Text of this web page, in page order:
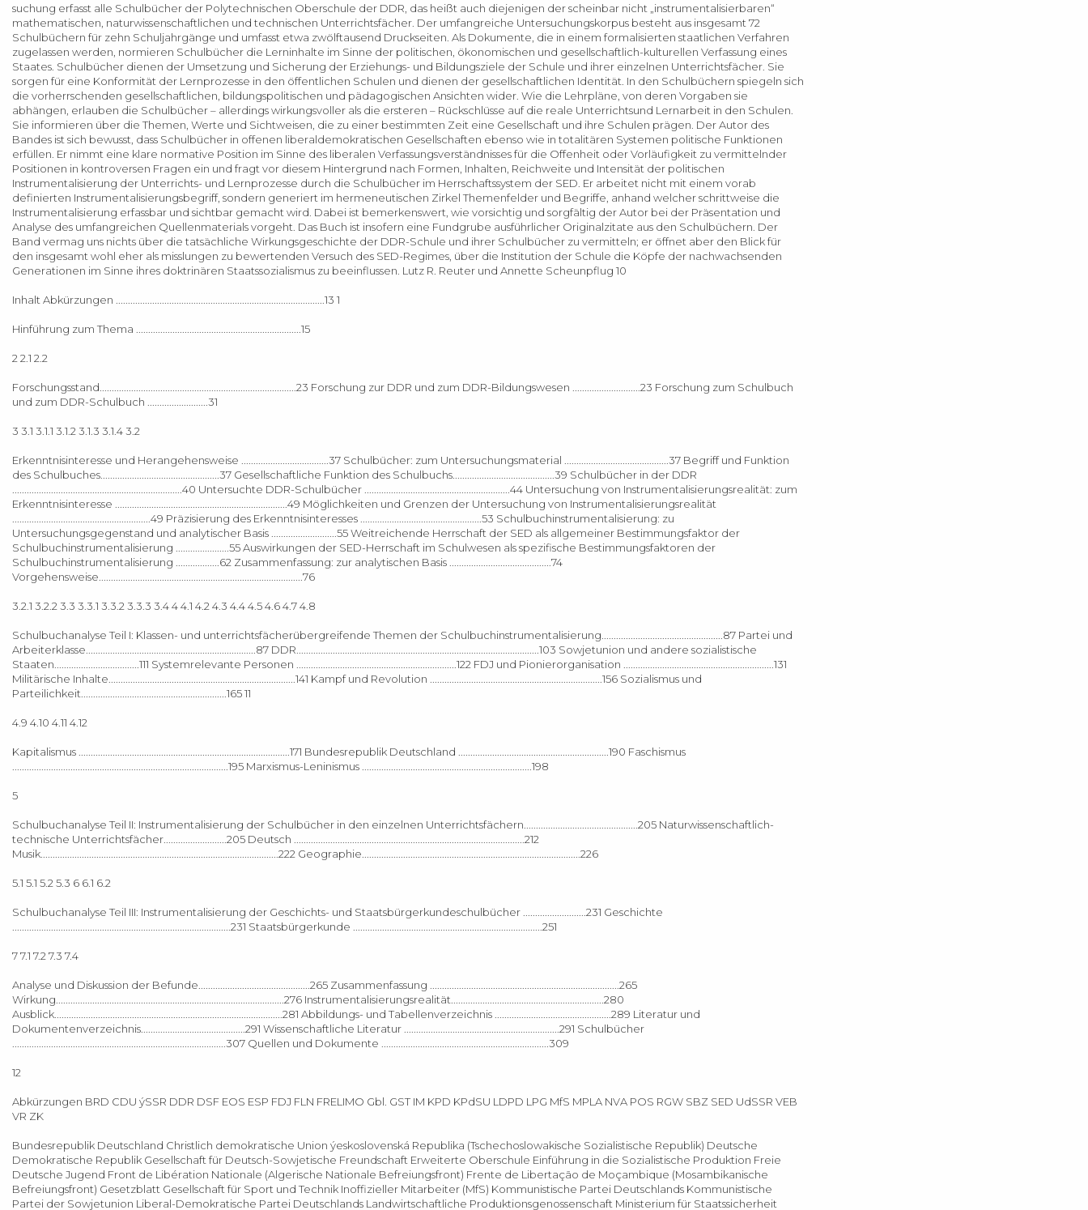
suchung erfasst alle Schulbücher der Polytechnischen Oberschule der DDR, das heißt auch diejenigen der scheinbar nicht „instrumentalisierbaren“
mathematischen, naturwissenschaftlichen und technischen Unterrichtsfächer. Der umfangreiche Untersuchungskorpus besteht aus insgesamt 72
Schulbüchern für zehn Schuljahrgänge und umfasst etwa zwölftausend Druckseiten. Als Dokumente, die in einem formalisierten staatlichen Verfahren
zugelassen werden, normieren Schulbücher die Lerninhalte im Sinne der politischen, ökonomischen und gesellschaftlich-kulturellen Verfassung eines
Staates. Schulbücher dienen der Umsetzung und Sicherung der Erziehungs- und Bildungsziele der Schule und ihrer einzelnen Unterrichtsfächer. Sie
sorgen für eine Konformität der Lernprozesse in den öffentlichen Schulen und dienen der gesellschaftlichen Identität. In den Schulbüchern spiegeln sich
die vorherrschenden gesellschaftlichen, bildungspolitischen und pädagogischen Ansichten wider. Wie die Lehrpläne, von deren Vorgaben sie
abhängen, erlauben die Schulbücher – allerdings wirkungsvoller als die ersteren – Rückschlüsse auf die reale Unterrichtsund Lernarbeit in den Schulen.
Sie informieren über die Themen, Werte und Sichtweisen, die zu einer bestimmten Zeit eine Gesellschaft und ihre Schulen prägen. Der Autor des
Bandes ist sich bewusst, dass Schulbücher in offenen liberaldemokratischen Gesellschaften ebenso wie in totalitären Systemen politische Funktionen
erfüllen. Er nimmt eine klare normative Position im Sinne des liberalen Verfassungsverständnisses für die Offenheit oder Vorläufigkeit zu vermittelnder
Positionen in kontroversen Fragen ein und fragt vor diesem Hintergrund nach Formen, Inhalten, Reichweite und Intensität der politischen
Instrumentalisierung der Unterrichts- und Lernprozesse durch die Schulbücher im Herrschaftssystem der SED. Er arbeitet nicht mit einem vorab
definierten Instrumentalisierungsbegriff, sondern generiert im hermeneutischen Zirkel Themenfelder und Begriffe, anhand welcher schrittweise die
Instrumentalisierung erfassbar und sichtbar gemacht wird. Dabei ist bemerkenswert, wie vorsichtig und sorgfältig der Autor bei der Präsentation und
Analyse des umfangreichen Quellenmaterials vorgeht. Das Buch ist insofern eine Fundgrube ausführlicher Originalzitate aus den Schulbüchern. Der
Band vermag uns nichts über die tatsächliche Wirkungsgeschichte der DDR-Schule und ihrer Schulbücher zu vermitteln; er öffnet aber den Blick für
den insgesamt wohl eher als misslungen zu bewertenden Versuch des SED-Regimes, über die Institution der Schule die Köpfe der nachwachsenden
Generationen im Sinne ihres doktrinären Staatssozialismus zu beeinflussen. Lutz R. Reuter und Annette Scheunpflug 10
Inhalt Abkürzungen ......................................................................................13 1
Hinführung zum Thema ....................................................................15
2 2.1 2.2
Forschungsstand.................................................................................23 Forschung zur DDR und zum DDR-Bildungswesen ............................23 Forschung zum Schulbuch
und zum DDR-Schulbuch .........................31
3 3.1 3.1.1 3.1.2 3.1.3 3.1.4 3.2
Erkenntnisinteresse und Herangehensweise ....................................37 Schulbücher: zum Untersuchungsmaterial ...........................................37 Begriff und Funktion
des Schulbuches.................................................37 Gesellschaftliche Funktion des Schulbuchs..........................................39 Schulbücher in der DDR
......................................................................40 Untersuchte DDR-Schulbücher ............................................................44 Untersuchung von Instrumentalisierungsrealität: zum
Erkenntnisinteresse .......................................................................49 Möglichkeiten und Grenzen der Untersuchung von Instrumentalisierungsrealität
.........................................................49 Präzisierung des Erkenntnisinteresses ..................................................53 Schulbuchinstrumentalisierung: zu
Untersuchungsgegenstand und analytischer Basis ...........................55 Weitreichende Herrschaft der SED als allgemeiner Bestimmungsfaktor der
Schulbuchinstrumentalisierung ......................55 Auswirkungen der SED-Herrschaft im Schulwesen als spezifische Bestimmungsfaktoren der
Schulbuchinstrumentalisierung ..................62 Zusammenfassung: zur analytischen Basis ..........................................74
Vorgehensweise....................................................................................76
3.2.1 3.2.2 3.3 3.3.1 3.3.2 3.3.3 3.4 4 4.1 4.2 4.3 4.4 4.5 4.6 4.7 4.8
Schulbuchanalyse Teil I: Klassen- und unterrichtsfächerübergreifende Themen der Schulbuchinstrumentalisierung..................................................87 Partei und
Arbeiterklasse......................................................................87 DDR....................................................................................................103 Sowjetunion und andere sozialistische
Staaten...................................111 Systemrelevante Personen ..................................................................122 FDJ und Pionierorganisation ..............................................................131
Militärische Inhalte.............................................................................141 Kampf und Revolution .......................................................................156 Sozialismus und
Parteilichkeit............................................................165 11
4.9 4.10 4.11 4.12
Kapitalismus .......................................................................................171 Bundesrepublik Deutschland ..............................................................190 Faschismus
.........................................................................................195 Marxismus-Leninismus ......................................................................198
5
Schulbuchanalyse Teil II: Instrumentalisierung der Schulbücher in den einzelnen Unterrichtsfächern...............................................205 Naturwissenschaftlich-
technische Unterrichtsfächer..........................205 Deutsch ...............................................................................................212
Musik..................................................................................................222 Geographie..........................................................................................226
5.1 5.1 5.2 5.3 6 6.1 6.2
Schulbuchanalyse Teil III: Instrumentalisierung der Geschichts- und Staatsbürgerkundeschulbücher ..........................231 Geschichte
..........................................................................................231 Staatsbürgerkunde ..............................................................................251
7 7.1 7.2 7.3 7.4
Analyse und Diskussion der Befunde..............................................265 Zusammenfassung ..............................................................................265
Wirkung..............................................................................................276 Instrumentalisierungsrealität...............................................................280
Ausblick..............................................................................................281 Abbildungs- und Tabellenverzeichnis ................................................289 Literatur und
Dokumentenverzeichnis...........................................291 Wissenschaftliche Literatur ................................................................291 Schulbücher
........................................................................................307 Quellen und Dokumente .....................................................................309
12
Abkürzungen BRD CDU ýSSR DDR DSF EOS ESP FDJ FLN FRELIMO Gbl. GST IM KPD KPdSU LDPD LPG MfS MPLA NVA POS RGW SBZ SED UdSSR VEB
VR ZK
Bundesrepublik Deutschland Christlich demokratische Union ýeskoslovenská Republika (Tschechoslowakische Sozialistische Republik) Deutsche
Demokratische Republik Gesellschaft für Deutsch-Sowjetische Freundschaft Erweiterte Oberschule Einführung in die Sozialistische Produktion Freie
Deutsche Jugend Front de Libération Nationale (Algerische Nationale Befreiungsfront) Frente de Libertação de Moçambique (Mosambikanische
Befreiungsfront) Gesetzblatt Gesellschaft für Sport und Technik Inoffizieller Mitarbeiter (MfS) Kommunistische Partei Deutschlands Kommunistische
Partei der Sowjetunion Liberal-Demokratische Partei Deutschlands Landwirtschaftliche Produktionsgenossenschaft Ministerium für Staatssicherheit